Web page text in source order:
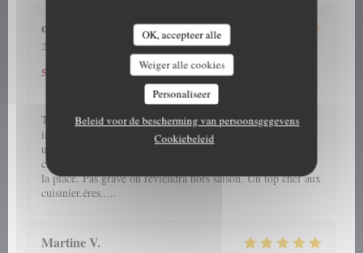
OK, accepteer alle
Weiger alle cookies
Personaliseer
Beleid voor de bescherming van persoonsgegevens
Cookiebeleid
corine
2026-08-02
- 19:30 - Gasten 3
Atmosfeer:4/5 Keuken:5/5
5
Toujours aussi bon. Excellent rapport qualité prix. Service
impeccable. Petit hic, nous avions réservé et nous avons eu
une table en terrasse, beaucoup moins sympa au niveau
cadre....et surtout beaucoup plus bruyant avec la ducasse sur
la place. Pas grave on reviendra hors saison. Un top chef aux
cuisinier.éres.....
MartineV